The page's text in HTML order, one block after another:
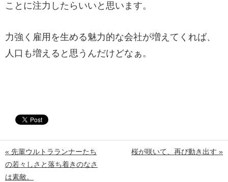
ことに注力したらいいと思います。
力強く雇用を生める魅力的な会社が増えてくれば、
人口も増えると思うんだけどなぁ。
« 先輩ウルトラランナーたち
の若々しさと落ち着きのなさ
は素敵。
桜が咲いて、再び動き出す »